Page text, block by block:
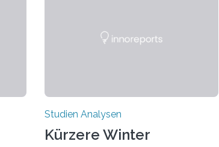
Studien Analysen
Kürzere Winter